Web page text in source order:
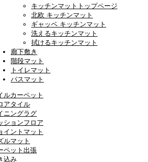
キッチンマットトップページ
北欧 キッチンマット
ギャッベ キッチンマット
洗えるキッチンマット
拭けるキッチンマット
廊下敷き
階段マット
トイレマット
バスマット
ルカーペット
アタイル
ニングラグ
ションフロア
イントマット
ルマット
ペット出張
込み